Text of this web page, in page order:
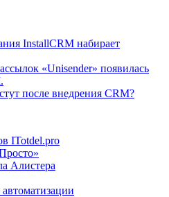
InstallCRM набирает
«Unisender» появилась
после внедрения CRM?
ITotdel.pro
Алистера